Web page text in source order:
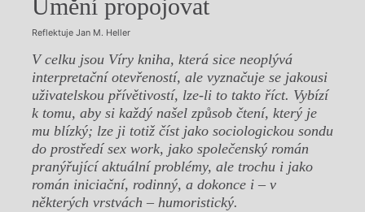
Umění propojovat
Reflektuje Jan M. Heller
V celku jsou Víry kniha, která sice neoplývá
interpretační otevřeností, ale vyznačuje se jakousi
uživatelskou přívětivostí, lze-li to takto říct. Vybízí
k tomu, aby si každý našel způsob čtení, který je
mu blízký; lze ji totiž číst jako sociologickou sondu
do prostředí sex work, jako společenský román
pranýřující aktuální problémy, ale trochu i jako
román iniciační, rodinný, a dokonce i – v
některých vrstvách – humoristický.